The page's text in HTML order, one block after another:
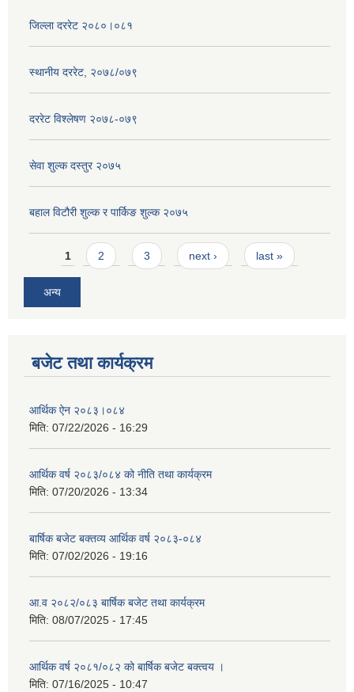
जिल्ला दररेट २०८०।०८१
स्थानीय दररेट, २०७८/०७९
दररेट विश्लेषण २०७८-०७९
सेवा शुल्क दस्तुर २०७५
बहाल विटौरी शुल्क र पार्किङ शुल्क २०७५
Pages
1 2 3 next › last »
अन्य
बजेट तथा कार्यक्रम
आर्थिक ऐन २०८३।०८४
मिति: 07/22/2026 - 16:29
आर्थिक वर्ष २०८३/०८४ को नीति तथा कार्यक्रम
मिति: 07/20/2026 - 13:34
बार्षिक बजेट बक्तव्य आर्थिक वर्ष २०८३-०८४
मिति: 07/02/2026 - 19:16
आ.व २०८२/०८३ बार्षिक बजेट तथा कार्यक्रम
मिति: 08/07/2025 - 17:45
आर्थिक वर्ष २०८१/०८२ को बार्षिक बजेट बक्त्वय ।
मिति: 07/16/2025 - 10:47